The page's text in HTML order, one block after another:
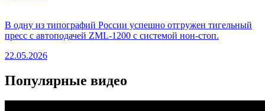
В одну из типографий России успешно отгружен тигельный
пресс с автоподачей ZML-1200 с системой нон-стоп.
22.05.2026
Популярные видео